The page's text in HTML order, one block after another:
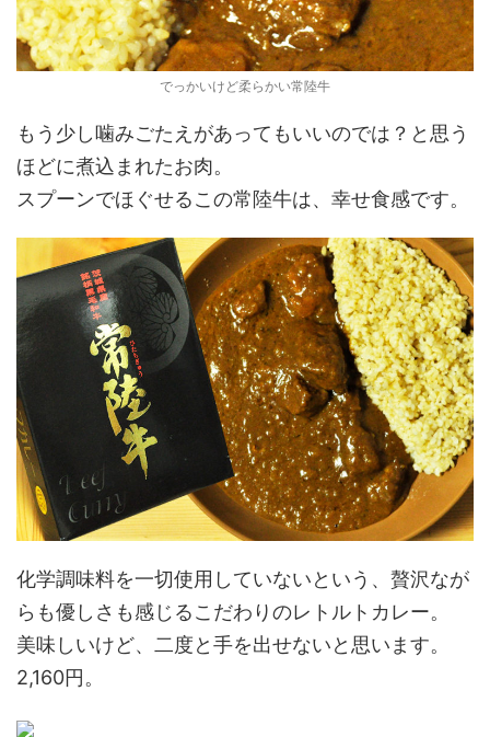
でっかいけど柔らかい常陸牛
もう少し噛みごたえがあってもいいのでは？と思う
ほどに煮込まれたお肉。
スプーンでほぐせるこの常陸牛は、幸せ食感です。
化学調味料を一切使用していないという、贅沢なが
らも優しさも感じるこだわりのレトルトカレー。
美味しいけど、二度と手を出せないと思います。
2,160円。